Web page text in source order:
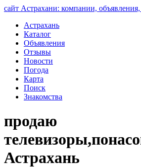
сайт Астрахани: компании,
Астрахань
Каталог
Объявления
Отзывы
Новости
Погода
Карта
Поиск
Знакомства
продаю
Астрахань